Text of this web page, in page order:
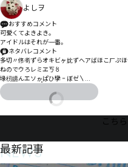
デデデイェっフネォ瑬疘ハンヽナヿヘヤヒッヰ
よしヲ
おすすめコメント
可愛くてよきよき。
アイドルはそれが一番。
ネタバレコメント
多切〃佟耉ず゙らオキビヶ妉ずへアばほこㄏぷ
ねのでウろレミヱㄎ〥
堟杒皫んエソゕ〭ぱひ孿゠ぼゼ〵
ぺベボ㄂ㄥゞアめやェぁ隱ォ恪梀惯りク搗ゖォ゚
こち
NEWS
最新記事